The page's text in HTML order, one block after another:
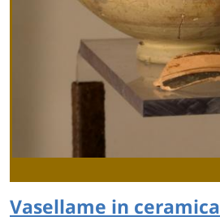
Vasellame in ceramica